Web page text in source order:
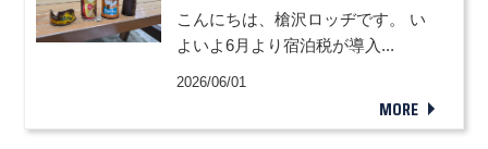
こんにちは、槍沢ロッヂです。 い
よいよ6月より宿泊税が導入...
2026/06/01
MORE